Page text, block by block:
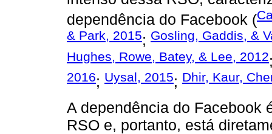
dependência do Facebook (
& Park, 2015; Gosling, Gaddis, &
Hughes, Rowe, Batey, & Lee, 2012
2016; Uysal, 2015; Dhir, Kaur,
A dependência do Facebook
RSO e, portanto, está